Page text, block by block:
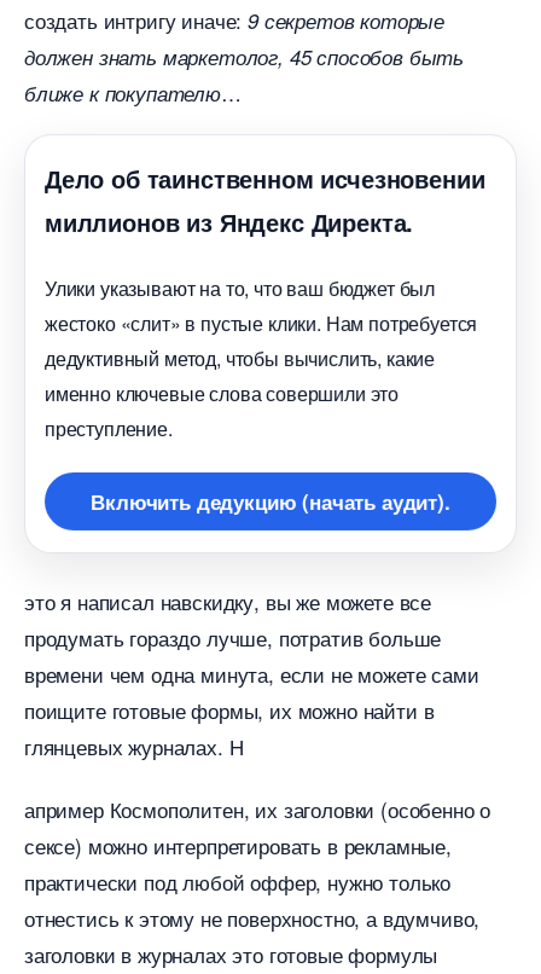
создать интригу иначе: 9 секретов которые
должен знать маркетолог, 45 способов быть
лиже к покупателю
Дело об таинственном исчезновении
миллионов из Яндекс Директа.
Улики указывают на то, что ваш бюджет был
жестоко «слит» в пустые клики. Нам потребуется
дедуктивный метод, чтобы вычислить, какие
именно ключевые слова совершили это
преступление.
ключить дедукцию (начать аудит).
это я написал навскидку, вы же можете все
продумать гораздо лучше, потратив больше
ремени чем одна минута, если не можете сами
поищите готовые формы, их можно найти
лянцевых журналах. Н
апример Космополитен, их заголовки (особенно о
сексе) можно интерпретировать в рекламные,
практически под любой оффер, нужно только
отнестись к этому не поверхностно, а вдумчиво,
заголовки в журналах это готовые формулы